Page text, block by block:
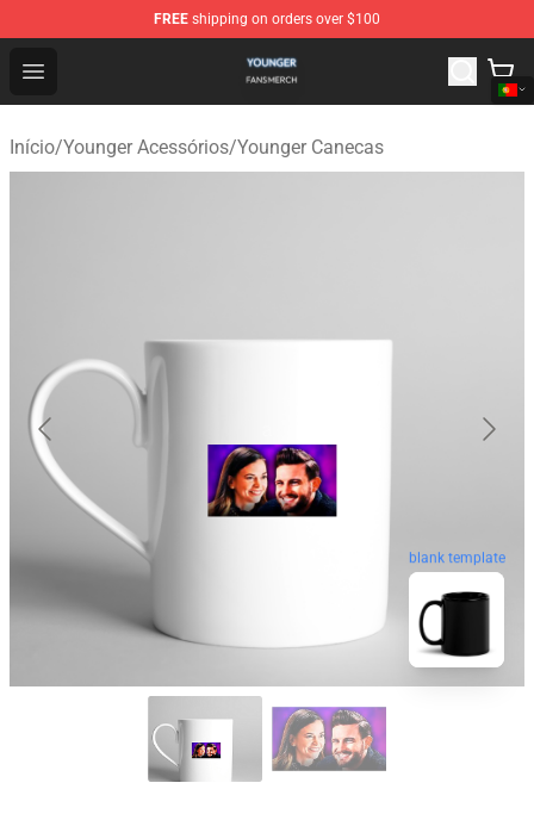
FREE shipping on orders over $100
Open menu
Younger Shop - Official Younger Merchandise Store
Início/Younger Acessórios/Younger Canecas
blank template